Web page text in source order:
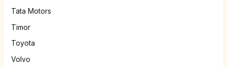
Tata Motors
Timor
Toyota
Volvo